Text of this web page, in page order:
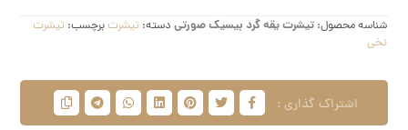
شناسه محصول:تیشرت یقه گرد بیسیک صورتی دسته:تیشرتبرچسب:تیشرت
نخی